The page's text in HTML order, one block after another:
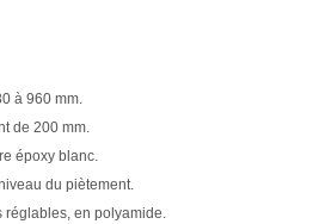
à 960 mm.
de 200 mm.
époxy blanc.
du piètement.
réglables, en polyamide.